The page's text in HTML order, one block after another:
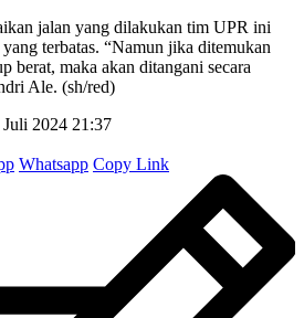
jalan yang dilakukan tim UPR ini
terbatas. “Namun jika ditemukan
berat, maka akan ditangani secara
Ale. (sh/red)
Juli 2024 21:37
Whatsapp Copy Link